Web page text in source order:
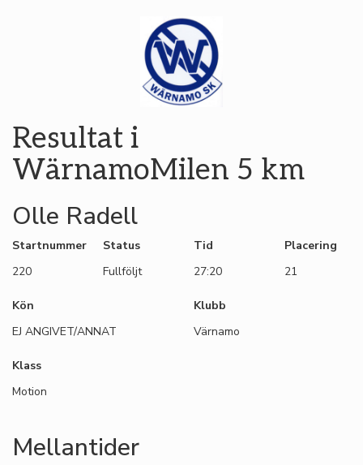
Resultat i
WärnamoMilen 5 km
Olle Radell
Startnummer
220
Status
Fullföljt
Tid
27:20
Placering
21
Kön
EJ ANGIVET/ANNAT
Klubb
Värnamo
Klass
Motion
Mellantider